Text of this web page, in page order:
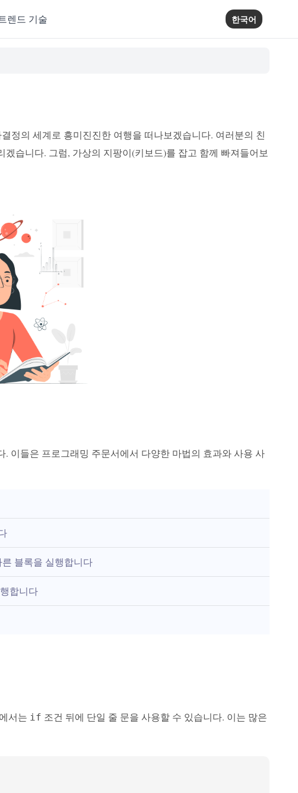
트렌드 기술 한국어
정의 세계로 흥미진진한 여행을 떠나보겠습니다. 여러분의 친
습니다. 그럼, 가상의 지팡이(키보드)를 잡고 함께 빠져들어보
이들은 프로그래밍 주문서에서 다양한 마법의 효과와 사용 사
블록을 실행합니다
합니다
서는 if 조건 뒤에 단일 줄 문을 사용할 수 있습니다. 이는 많은